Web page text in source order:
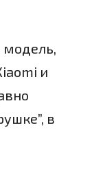
модель,
и
в